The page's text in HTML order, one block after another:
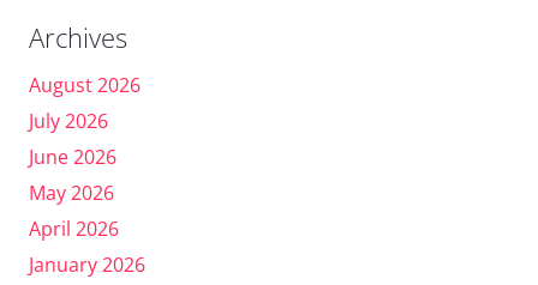
Archives
August 2026
July 2026
June 2026
May 2026
April 2026
January 2026